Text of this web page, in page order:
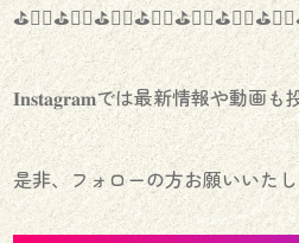
𝐈𝐧𝐬𝐭𝐚𝐠𝐫𝐚𝐦では最新情報や動画
是非、フォローの方お願いいた